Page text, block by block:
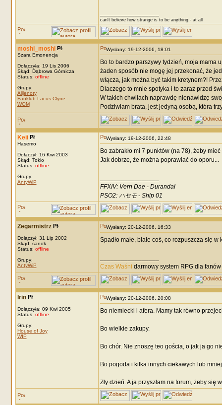
can't believe how strange is to be anything - at all
moshi_moshi
Szara Emonencja
Dołączyła: 19 Lis 2006
Skąd: Dąbrowa Górnicza
Status: offline
Grupy:
Alijenoty
Fanklub Lacus Clyne
WOM
Wysłany: 19-12-2006, 18:01
Bo to bardzo parszywy tydzień, moja mama
żaden sposób nie mogę jej przekonać, że
włącza, jak można być takim kretynem?!
Dlaczego to mnie spotyka i to zaraz przed
W takich chwilach naprawdę nienawidzę
Podziwiam brata, jest jedyną osobą, która
Keii
Hasemo
Dołączył: 16 Kwi 2003
Skąd: Tokio
Status: offline
Grupy:
AntyWiP
Wysłany: 19-12-2006, 22:48
Bo zabrakło mi 7 punktów (na 78), żeby
Jak dobrze, że można poprawiać do oporu...
FFXIV: Vern Dae - Durandal
PSO2: ハセモ - Ship 01
Zegarmistrz
Dołączył: 31 Lip 2002
Skąd: sanok
Status: offline
Grupy:
AntyWiP
Wysłany: 20-12-2006, 16:33
Spadło małe, białe coś, co rozpuszcza się
Czas Waśni darmowy system RPG dla
Irin
Dołączyła: 09 Kwi 2005
Status: offline
Grupy:
House of Joy
WIP
Wysłany: 20-12-2006, 20:08
Bo niemiecki i afera. Mamy tak równo
Bo wielkie zakupy.
Bo chór. Nie znoszę teo gościa, o jak ja go
Bo pogoda i kilka innych ciekawych lub
Zły dzień. A ja przyszłam na forum, żeby się